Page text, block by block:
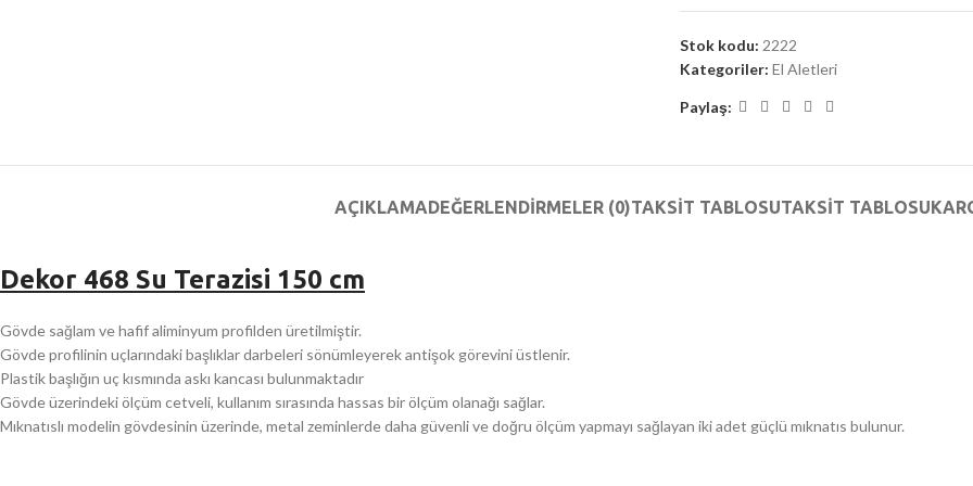
Stok kodu: 2222
Kategoriler: El Aletleri
Paylaş:
AÇIKLAMADEĞERLENDIRMELER (0)TAKSIT TABLOSUTAKSIT TABLOSU
Dekor 468 Su Terazisi 150 cm
Gövde sağlam ve hafif aliminyum profilden üretilmiştir.
Gövde profilinin uçlarındaki başlıklar darbeleri sönümleyerek antişok görevini üstlenir.
Plastik başlığın uç kısmında askı kancası bulunmaktadır
Gövde üzerindeki ölçüm cetveli, kullanım sırasında hassas bir ölçüm olanağı sağlar.
Mıknatıslı modelin gövdesinin üzerinde, metal zeminlerde daha güvenli ve doğru ölçüm yapmayı sağlayan iki adet güçlü mıknatıs bulunur.